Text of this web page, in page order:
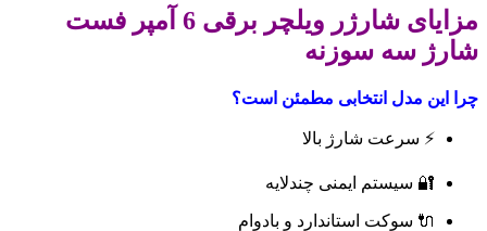
مزایای شارژر ویلچر برقی 6 آمپر فست
شارژ سه سوزنه
چرا این مدل انتخابی مطمئن است؟
⚡ سرعت شارژ بالا
🔐 سیستم ایمنی چندلایه
🔌 سوکت استاندارد و بادوام